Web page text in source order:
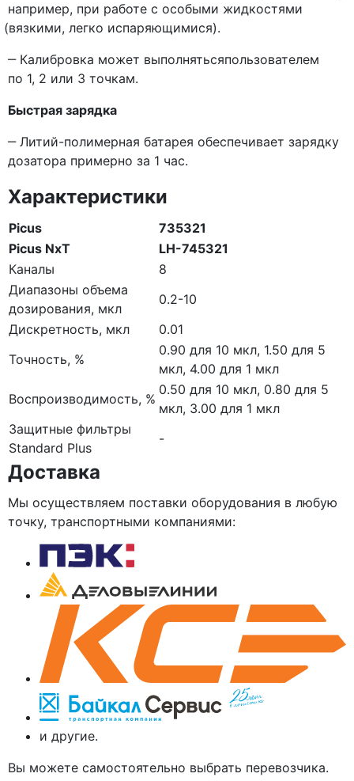
например, при работе с особыми жидкостями
(вязкими, легко испаряющимися).
‒ Калибровка может выполнятьсяпользователем
по 1, 2 или 3 точкам.
Быстрая зарядка
‒ Литий-полимерная батарея обеспечивает зарядку
дозатора примерно за 1 час.
Характеристики
Picus
735321
Picus NxT
LH-745321
Каналы
8
Диапазоны объема
дозирования, мкл
0.2-10
Дискретность, мкл
0.01
Точность, %
0.90 для 10 мкл, 1.50 для 5
мкл, 4.00 для 1 мкл
Воспроизводимость, %
0.50 для 10 мкл, 0.80 для 5
мкл, 3.00 для 1 мкл
Защитные фильтры
Standard Plus
-
Доставка
Мы осуществляем поставки оборудования в любую
точку, транспортными компаниями:
и другие.
Вы можете самостоятельно выбрать перевозчика.